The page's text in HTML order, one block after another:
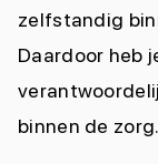
zelfstandig
Daardoor heb
binnen de zorg.